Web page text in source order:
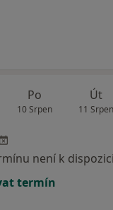
Po
10 Srpen
Út
11 Srpen
není k dispozici
termín